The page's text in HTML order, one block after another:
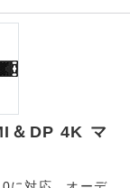
＆DP 4K マ